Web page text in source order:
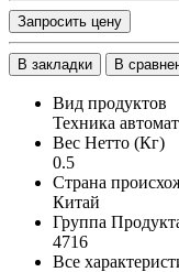
Запросить цену
В закладки В
Вид продуктов
Техника
Вес Нетто (Кг)
0.5
Страна
Китай
Группа
4716
Все